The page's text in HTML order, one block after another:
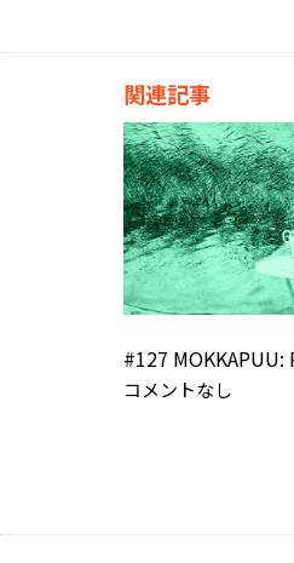
関連記事
#127 MOKKAPUU:
コメントなし